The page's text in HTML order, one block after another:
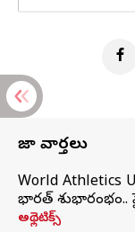
తాజా వార్తలు
World Athletics
భారత్‌ శుభారంభం..
అథ్లెటిక్స్